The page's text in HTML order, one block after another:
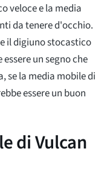
veloce e la media
da tenere d'occhio.
il digiuno stocastico
un segno che
se la media mobile di
essere un buon
di Vulcan